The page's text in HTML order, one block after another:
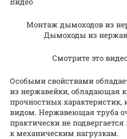
Монтаж дымоходов из
Дымоходы из
Смотрите это
Особыми свойствами
из нержавейки, обладающая
прочностных
видом. Нержавеющая труба
практически не
к механическим нагрузкам.